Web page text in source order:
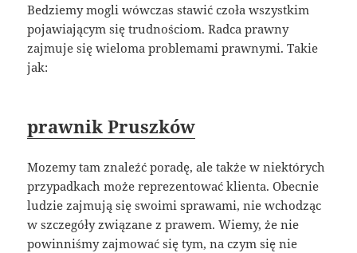
Bedziemy mogli wówczas stawić czoła wszystkim
pojawiającym się trudnościom. Radca prawny
zajmuje się wieloma problemami prawnymi. Takie
jak:
prawnik Pruszków
Mozemy tam znaleźć poradę, ale także w niektórych
przypadkach może reprezentować klienta. Obecnie
ludzie zajmują się swoimi sprawami, nie wchodząc
w szczegóły związane z prawem. Wiemy, że nie
powinniśmy zajmować się tym, na czym się nie